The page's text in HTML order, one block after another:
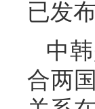
已发
中
合两